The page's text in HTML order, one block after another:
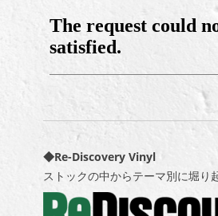
◆Re-Discovery Vinyl
ストックの中からテーマ別に堀り